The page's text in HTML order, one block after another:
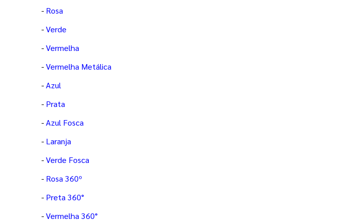
- Rosa
-Verde
-Vermelha
-Vermelha Metálica
-Azul
- Prata
-Azul Fosca
- Laranja
-Verde Fosca
- Rosa 360º
- Preta 360°
-Vermelha 360°